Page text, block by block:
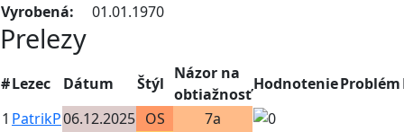
Vyrobená:
01.01.1970
Prelezy
#Lezec Dátum Štýl
Názor na
obtiažnosť
HodnotenieProblém
1 PatrikP06.12.2025 OS
7a